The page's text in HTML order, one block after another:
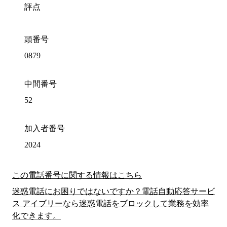
評点
頭番号
0879
中間番号
52
加入者番号
2024
この電話番号に関する情報はこちら
迷惑電話にお困りではないですか？電話自動応答サービ
ス アイブリーなら迷惑電話をブロックして業務を効率
化できます。